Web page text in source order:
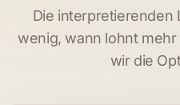
Die interpretierenden
wenig, wann lohnt
wir die